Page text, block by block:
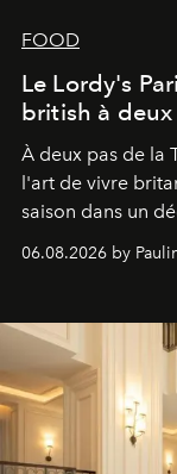
FOOD
Le Lordy's
british à deux
À deux pas de la
l'art de vivre
saison dans un
06.08.2026 by